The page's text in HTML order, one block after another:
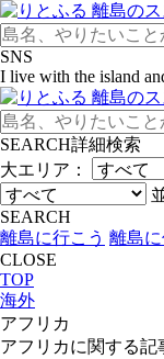
SNS
I live with the island
SEARCH詳細検索
大エリア：
SEARCH
離島に行こう 離島に
CLOSE
TOP
海外
アフリカ
アフリカに関する記